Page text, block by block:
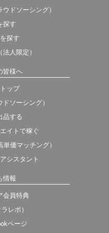
ドソーシング）
探す
探す
人限定）
皆様へ
ップ
ソーシング）
品する
イトで稼ぐ
価マッチング）
シスタント
情報
会員特典
レポ）
ページ